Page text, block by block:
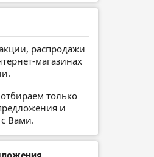
распродажи
магазинах
только
и
Вами.